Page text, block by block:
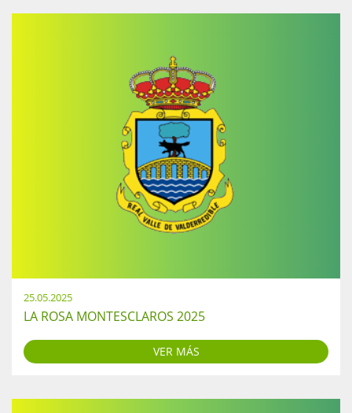
25.05.2025
LA ROSA MONTESCLAROS 2025
VER MÁS